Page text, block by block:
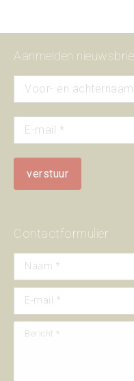
Aanmelden
Contactformulier
Naam *
E-mail *
Bericht *